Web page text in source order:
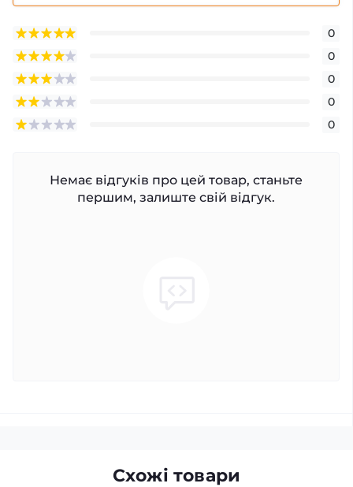
0
0
0
0
0
Немає відгуків про цей товар, станьте
першим, залиште свій відгук.
Схожі товари